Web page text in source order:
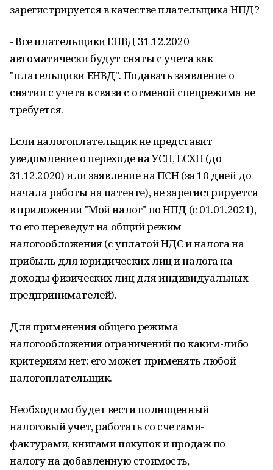
зарегистрируется в качестве плательщика НПД?
- Все плательщики ЕНВД 31.12.2020
автоматически будут сняты с учета как
"плательщики ЕНВД". Подавать заявление о
снятии с учета в связи с отменой спецрежима не
требуется.
Если налогоплательщик не представит
уведомление о переходе на УСН, ЕСХН (до
31.12.2020) или заявление на ПСН (за 10 дней до
начала работы на патенте), не зарегистрируется
в приложении "Мой налог" по НПД (с 01.01.2021),
то его переведут на общий режим
налогообложения (с уплатой НДС и налога на
прибыль для юридических лиц и налога на
доходы физических лиц для индивидуальных
предпринимателей).
Для применения общего режима
налогообложения ограничений по каким-либо
критериям нет: его может применять любой
налогоплательщик.
Необходимо будет вести полноценный
налоговый учет, работать со счетами-
фактурами, книгами покупок и продаж по
налогу на добавленную стоимость,